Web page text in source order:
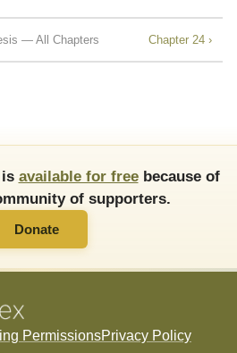
— All Chapters Chapter 24 ›
available for freebecause of
of supporters.
Donate
PermissionsPrivacy Policy